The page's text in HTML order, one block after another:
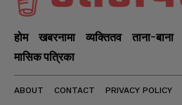
होम खबरनामा व्यक्तितव ताना-बाना
मासिक पत्रिका
ABOUT CONTACT PRIVACY POLICY